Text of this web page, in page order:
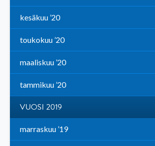
kesäkuu ’20
toukokuu ’20
maaliskuu ’20
tammikuu ’20
VUOSI 2019
marraskuu ’19